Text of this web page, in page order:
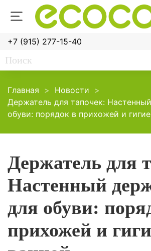
+7 (915) 277-15-40
Главная
Новости
Держатель для тапочек:
обуви: порядок в прихожей и
Держатель для
Настенный
для обуви:
прихожей и